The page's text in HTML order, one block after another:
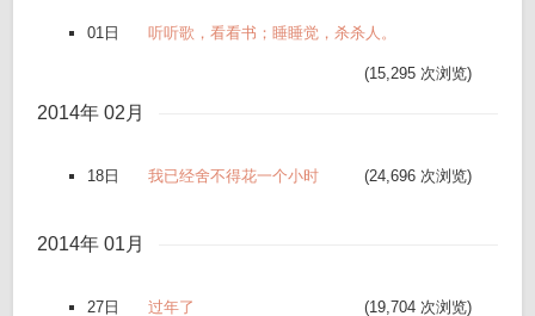
01日 听听歌，看看书；睡睡觉，杀杀人。
(15,295 次浏览)
2014年 02月
18日 我已经舍不得花一个小时 (24,696 次浏览)
2014年 01月
27日 过年了 (19,704 次浏览)